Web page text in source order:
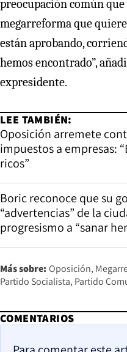
preocupación común
megarreforma que
están aprobando,
hemos encontrado”,
expresidente.
LEE TAMBIÉN:
Oposición arremete
impuestos a empresas:
ricos”
Boric reconoce que su
“advertencias” de la
progresismo a “sanar
Más sobre: Oposición
Partido Socialista Partido
COMENTARIOS